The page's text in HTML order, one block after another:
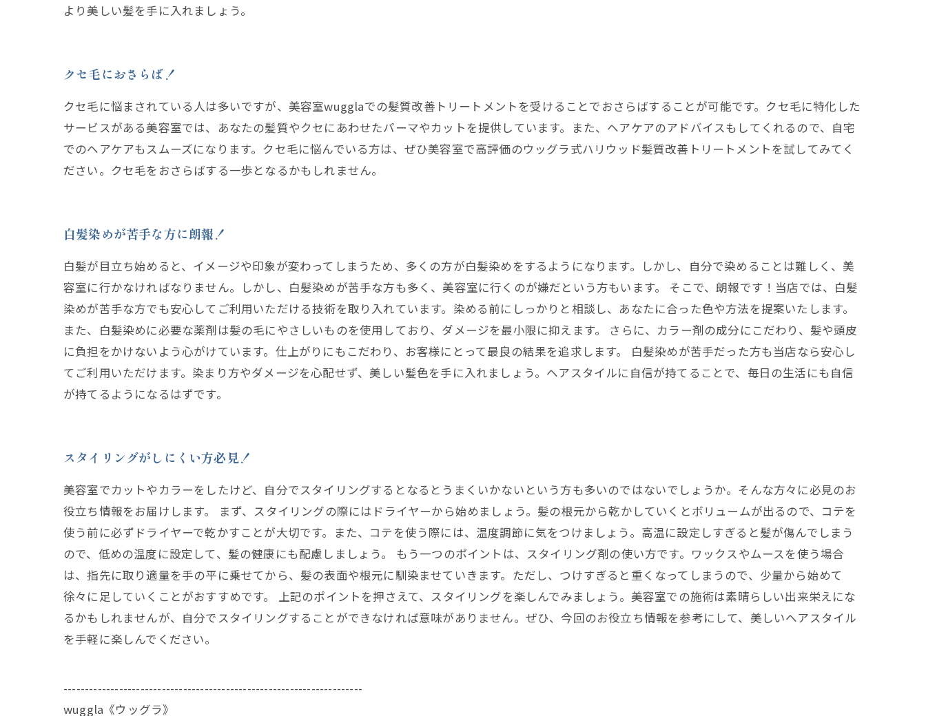
より美しい髪を手に入れましょう。
クセ毛におさらば！
クセ毛に悩まされている人は多いですが、美容室wugglaでの髪質改善トリートメントを受けることでおさらばすることが可能です。クセ毛に特化した
サービスがある美容室では、あなたの髪質やクセにあわせたパーマやカットを提供しています。また、ヘアケアのアドバイスもしてくれるので、自宅
でのヘアケアもスムーズになります。クセ毛に悩んでいる方は、ぜひ美容室で高評価のウッグラ式ハリウッド髪質改善トリートメントを試してみてく
ださい。クセ毛をおさらばする一歩となるかもしれません。
白髪染めが苦手な方に朗報！
白髪が目立ち始めると、イメージや印象が変わってしまうため、多くの方が白髪染めをするようになります。しかし、自分で染めることは難しく、美
容室に行かなければなりません。しかし、白髪染めが苦手な方も多く、美容室に行くのが嫌だという方もいます。 そこで、朗報です！当店では、白髪
染めが苦手な方でも安心してご利用いただける技術を取り入れています。染める前にしっかりと相談し、あなたに合った色や方法を提案いたします。
また、白髪染めに必要な薬剤は髪の毛にやさしいものを使用しており、ダメージを最小限に抑えます。 さらに、カラー剤の成分にこだわり、髪や頭皮
に負担をかけないよう心がけています。仕上がりにもこだわり、お客様にとって最良の結果を追求します。 白髪染めが苦手だった方も当店なら安心し
てご利用いただけます。染まり方やダメージを心配せず、美しい髪色を手に入れましょう。ヘアスタイルに自信が持てることで、毎日の生活にも自信
が持てるようになるはずです。
スタイリングがしにくい方必見！
美容室でカットやカラーをしたけど、自分でスタイリングするとなるとうまくいかないという方も多いのではないでしょうか。そんな方々に必見のお
役立ち情報をお届けします。 まず、スタイリングの際にはドライヤーから始めましょう。髪の根元から乾かしていくとボリュームが出るので、コテを
使う前に必ずドライヤーで乾かすことが大切です。また、コテを使う際には、温度調節に気をつけましょう。高温に設定しすぎると髪が傷んでしまう
ので、低めの温度に設定して、髪の健康にも配慮しましょう。 もう一つのポイントは、スタイリング剤の使い方です。ワックスやムースを使う場合
は、指先に取り適量を手の平に乗せてから、髪の表面や根元に馴染ませていきます。ただし、つけすぎると重くなってしまうので、少量から始めて
徐々に足していくことがおすすめです。 上記のポイントを押さえて、スタイリングを楽しんでみましょう。美容室での施術は素晴らしい出来栄えにな
るかもしれませんが、自分でスタイリングすることができなければ意味がありません。ぜひ、今回のお役立ち情報を参考にして、美しいヘアスタイル
を手軽に楽しんでください。
----------------------------------------------------------------------
wuggla《ウッグラ》